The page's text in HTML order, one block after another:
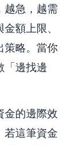
越急，越需
額上限、
策略。當你
「邊找邊
金的邊際效
若這筆資金